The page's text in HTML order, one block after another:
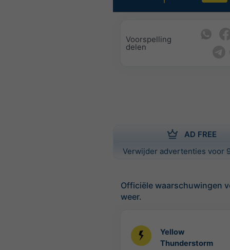
Voorspelling
delen
AD FREE
Verwijder advertenties voor
Officiële waarschuwingen
weer.
Yellow
Thunderstorm